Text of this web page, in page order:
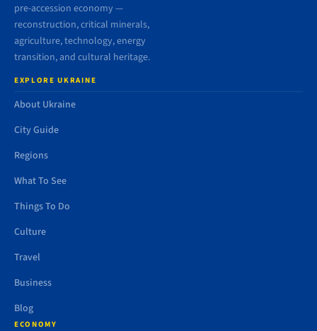
pre-accession economy —
reconstruction, critical minerals,
agriculture, technology, energy
transition, and cultural heritage.
EXPLORE UKRAINE
About Ukraine
City Guide
Regions
What To See
Things To Do
Culture
Travel
Business
Blog
ECONOMY